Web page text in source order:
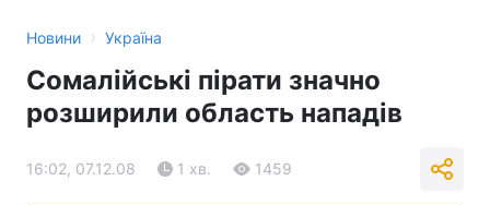
Новини › Україна
Сомалійські пірати значно
розширили область нападів
16:02, 07.12.08 1 хв. 1459